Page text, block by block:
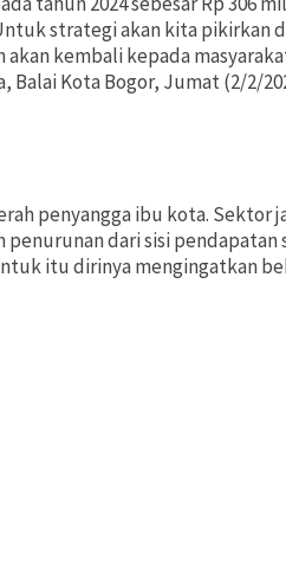
strategi akan kita pikirkan
kembali kepada
Balai Kota Bogor, Jumat (2/2/
penyangga ibu kota. Sektor
dari sisi pendapatan
itu dirinya mengingatkan